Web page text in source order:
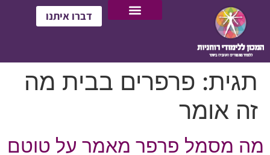
דברו איתנו
תגית: פרפרים בבית מה
זה אומר
מה מסמל פרפר מאמר על טוטם